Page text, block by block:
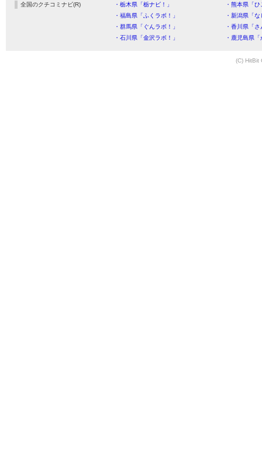
全国のクチコミナビ(R) ・栃木県「栃ナビ！」
・熊本県「
・福島県「ふくラボ！」
・新潟県「
・群馬県「ぐんラボ！」
・香川県「
・石川県「金沢ラボ！」
・鹿児島県
(C) HitBit